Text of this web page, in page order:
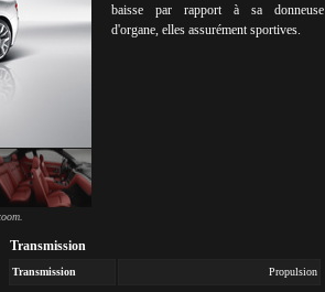
baisse par rapport à sa donneuse
d'organe, elles assurément sportives.
Transmission
Transmission Propulsion